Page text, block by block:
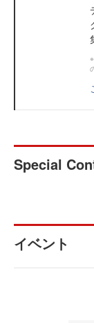
Special
イベント